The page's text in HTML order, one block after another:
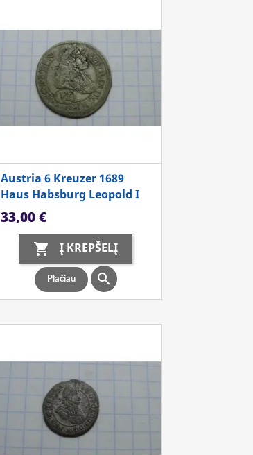
Austria 6 Kreuzer 1689
Haus Habsburg Leopold I
Kaina
33,00 €
 Į KREPŠELĮ
Plačiau 